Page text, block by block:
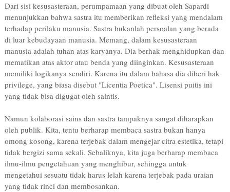
Dari sisi kesusasteraan, perumpamaan yang dibuat oleh Sapardi
menunjukkan bahwa sastra itu memberikan refleksi yang mendalam
terhadap perilaku manusia. Sastra bukanlah persoalan yang berada
di luar kebudayaan manusia. Memang, dalam kesusasteraan
manusia adalah tuhan atas karyanya. Dia berhak menghidupkan dan
mematikan atas aktor atau benda yang diinginkan. Kesusasteraan
memiliki logikanya sendiri. Karena itu dalam bahasa dia diberi hak
privilege, yang biasa disebut "Licentia Poetica". Lisensi puitis ini
yang tidak bisa digugat oleh saintis.
Namun kolaborasi sains dan sastra tampaknya sangat diharapkan
oleh publik. Kita, tentu berharap membaca sastra bukan hanya
omong kosong, karena terjebak dalam mengejar citra estetika, tetapi
tidak bergizi sama sekali. Sebaliknya, kita juga berharap membaca
ilmu-ilmu pengetahuan yang menghibur, sehingga untuk
mengetahui sesuatu tidak harus lelah karena terjebak pada uraian
yang tidak rinci dan membosankan.